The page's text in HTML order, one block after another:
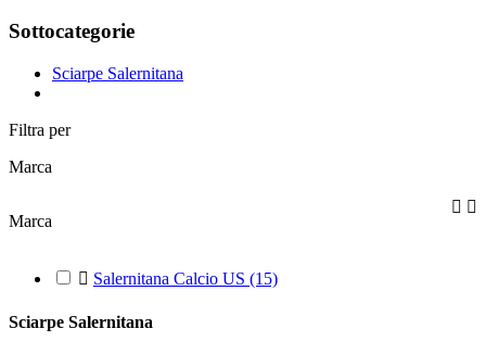
Sottocategorie
Sciarpe Salernitana
Filtra per
Marca
Marca
 
 Salernitana Calcio US (15)
Sciarpe Salernitana